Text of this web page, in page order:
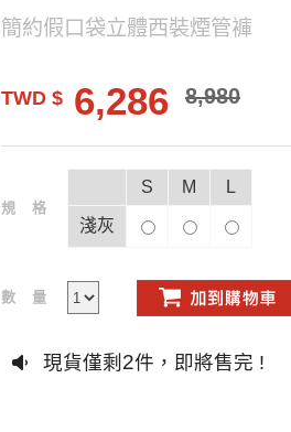
簡約假口袋立體西裝煙管褲
TWD $ 6,286 8,980
規格
S M L
淺灰
數量
現貨僅剩 2件，即將售完 !